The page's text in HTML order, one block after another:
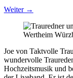
Weiter →
Joe von Taktvolle
wundervolle
Hochzeitsmusik und